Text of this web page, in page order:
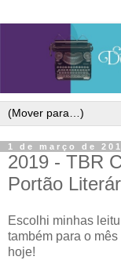
1 de março de
2019 - TBR
Portão
Escolhi minhas
também para o
hoje!